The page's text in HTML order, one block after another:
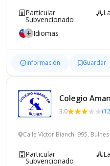
Particular
Subvencionado
Idiomas
Información Guardar
Colegio
3.0
Calle Víctor Bianchi 995, Bulnes
Particular
Subvencionado